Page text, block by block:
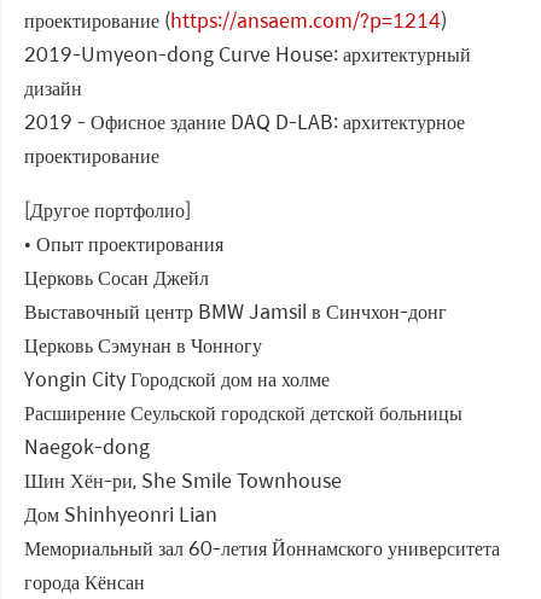
проектирование (https://ansaem.com/?p=1214)
2019-Umyeon-dong Curve House: архитектурный
дизайн
2019 - Офисное здание DAQ D-LAB: архитектурное
проектирование
[Другое портфолио]
• Опыт проектирования
Церковь Сосан Джейл
Выставочный центр BMW Jamsil в Синчхон-донг
Церковь Сэмунан в Чонногу
Yongin City Городской дом на холме
Расширение Сеульской городской детской больницы
Naegok-dong
Шин Хён-ри, She Smile Townhouse
Дом Shinhyeonri Lian
Мемориальный зал 60-летия Йоннамского университета
города Кёнсан